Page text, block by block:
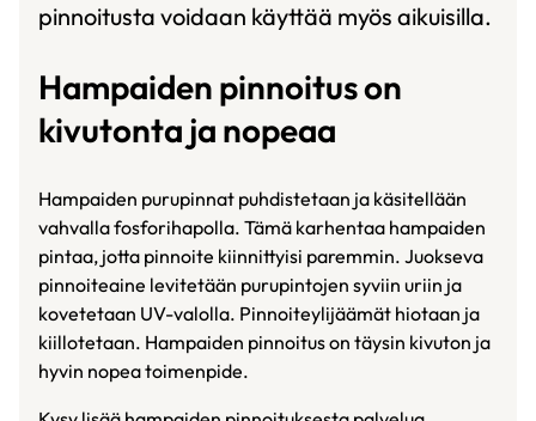
pinnoitusta voidaan käyttää myös aikuisilla.
Hampaiden pinnoitus on
kivutonta ja nopeaa
Hampaiden purupinnat puhdistetaan ja käsitellään
vahvalla fosforihapolla. Tämä karhentaa hampaiden
pintaa, jotta pinnoite kiinnittyisi paremmin. Juokseva
pinnoiteaine levitetään purupintojen syviin uriin ja
kovetetaan UV-valolla. Pinnoiteylijäämät hiotaan ja
kiillotetaan. Hampaiden pinnoitus on täysin kivuton ja
hyvin nopea toimenpide.